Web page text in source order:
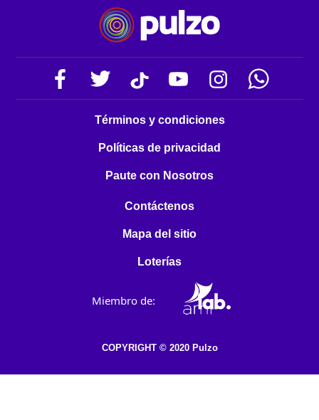
Términos y condiciones
Políticas de privacidad
Paute con Nosotros
Contáctenos
Mapa del sitio
Loterías
Miembro de:
COPYRIGHT © 2020 Pulzo